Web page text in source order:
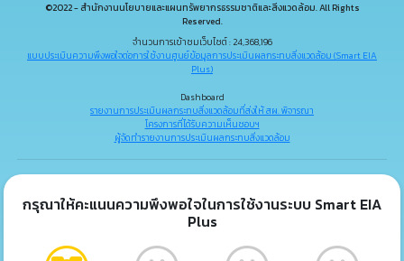
©2022 - สำนักงานนโยบายและแผนทรัพยากรธรรมชาติและสิ่งแวดล้อม. All Rights
Reserved.
จำนวนการเข้าชมเว็บไซต์ : 24,368,196
แบบประเมินความพึงพอใจต่อการใช้งานศูนย์ข้อมูลการประเมินผลกระทบสิ่งแวดล้อม (Smart EIA
Plus)
Dashboard
รายงานการประเมินผลกระทบสิ่งแวดล้อมที่ส่งให้ สผ. พิจารณา
โครงการที่ได้รับความเห็นชอบฯ
ผู้จัดทำรายงานการประเมินผลกระทบสิ่งแวดล้อม
กรุณาให้คะแนนความพึงพอใจในการใช้งานระบบ Smart EIA
Plus